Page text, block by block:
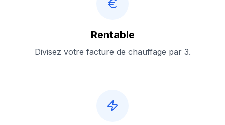
Rentable
Divisez votre facture de chauffage par 3.